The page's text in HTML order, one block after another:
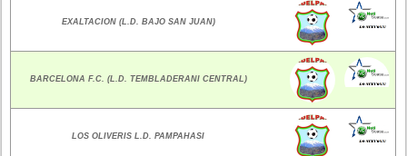
EXALTACION (L.D. BAJO SAN JUAN)
BARCELONA F.C. (L.D. TEMBLADERANI CENTRAL)
LOS OLIVERIS L.D. PAMPAHASI